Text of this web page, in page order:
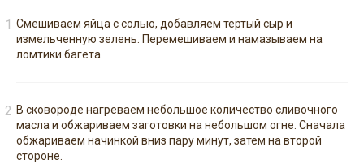
Смешиваем яйца с солью, добавляем тертый сыр и
измельченную зелень. Перемешиваем и намазываем на
ломтики багета.
В сковороде нагреваем небольшое количество сливочного
масла и обжариваем заготовки на небольшом огне. Сначала
обжариваем начинкой вниз пару минут, затем на второй
стороне.